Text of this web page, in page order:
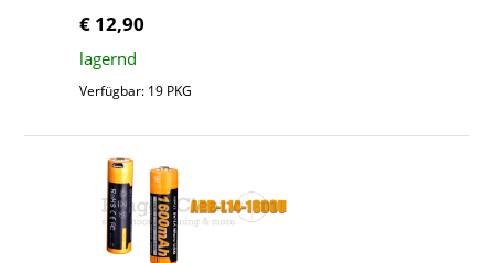
€ 12,90
lagernd
Verfügbar: 19 PKG